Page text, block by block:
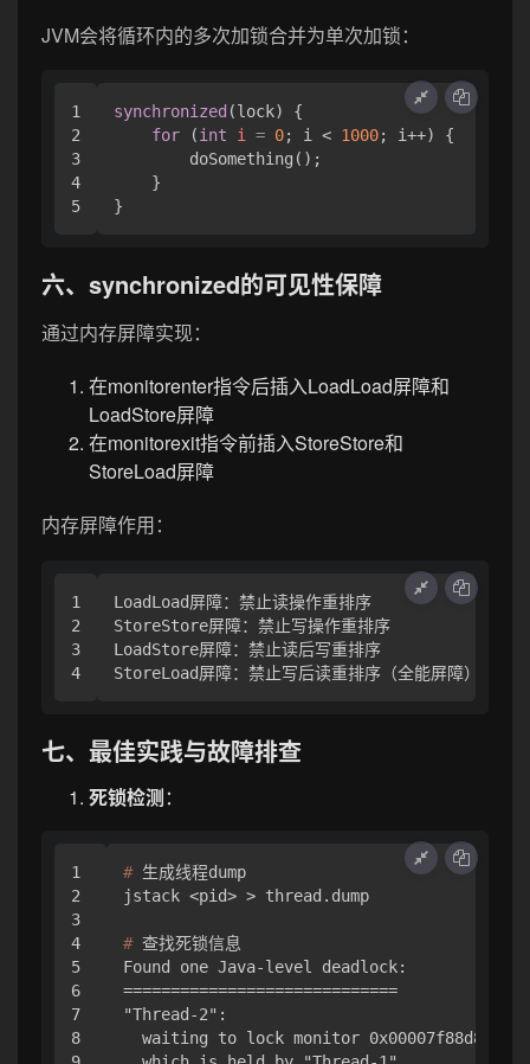
JVM会将循环内的多次加锁合并为单次加锁：
1
2
3
4
synchronized (lock) {
for (int i = 0; i < 1000; i++) {
        doSomething();
    }
六、synchronized的可见性保障
通过内存屏障实现：
在monitorenter指令后插入LoadLoad屏障和
LoadStore屏障
在monitorexit指令前插入StoreStore和
StoreLoad屏障
内存屏障作用：
1
2
3
LoadLoad屏障：禁止读操作重排序
StoreStore屏障：禁止写操作重排序
LoadStore屏障：禁止读后写重排序
七、最佳实践与故障排查
死锁检测：
1
2
3
4
5
6
7
8
# 生成线程dump
# 查找死锁信息
Found one Java-level deadlock:
=============================
"Thread-2":
waiting to lock monitor